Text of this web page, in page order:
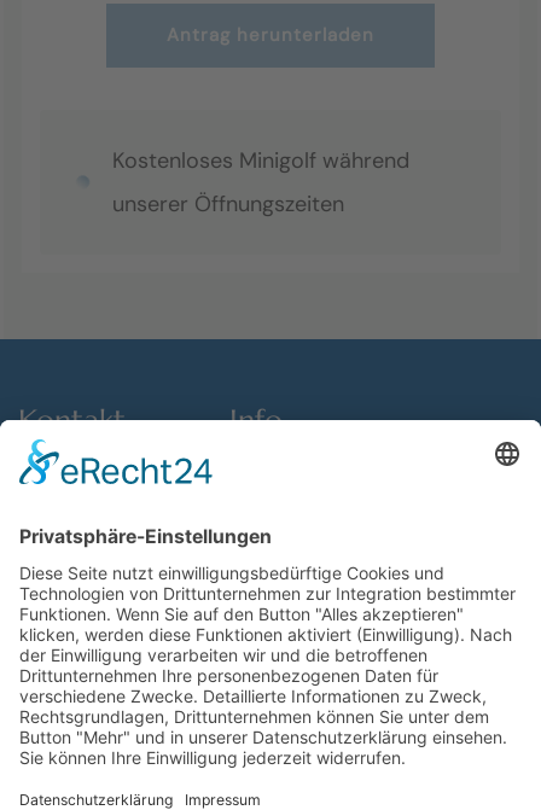
Antrag herunterladen
Kostenloses Minigolf während
unserer Öffnungszeiten
Kontakt
Anfahrt
+49 176 40 17 10 73
Info
Mitgliedschaft
Öffnungszeiten
Verein
Impressum
Datenschutz
Über Uns
Kontakt